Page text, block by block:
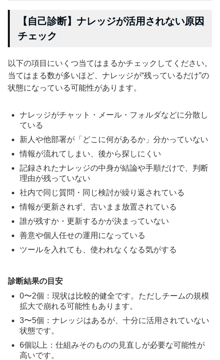
【自己診断】ナレッジが活用されない原因
チェック
以下の項目にいくつ当てはまるかチェックしてください。
当てはまる数が多いほど、ナレッジが“残っているだけ”の
状態になっている可能性があります。
ナレッジがチャット・メール・フォルダなどに分散し
ている
新人や他部署が「どこに何があるか」分かっていない
情報が流れてしまい、後から探しにくい
記録されたナレッジの中身が結論や手順だけで、判断
理由が残っていない
社内で同じ質問・同じ検討が繰り返されている
情報が更新されず、古いまま放置されている
誰が残すか・更新するかが決まっていない
善意や個人任せの運用になっている
ツールを入れても、使われなくなる気がする
診断結果の目安
0〜2個：現状は比較的健全です。ただしチームの規模
拡大で崩れる可能性もあります。
3〜5個：ナレッジはあるが、十分に活用されていない
状態です。
6個以上：仕組みそのものの見直しが必要な可能性が
高いです。